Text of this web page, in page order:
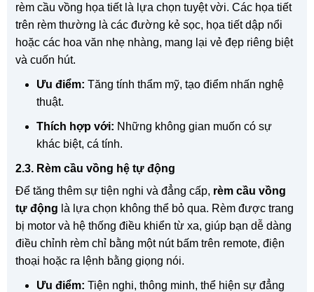
rèm cầu vồng họa tiết là lựa chọn tuyệt vời. Các họa tiết
trên rèm thường là các đường kẻ sọc, họa tiết dập nổi
hoặc các hoa văn nhẹ nhàng, mang lại vẻ đẹp riêng biệt
và cuốn hút.
Ưu điểm: Tăng tính thẩm mỹ, tạo điểm nhấn nghệ
thuật.
Thích hợp với: Những không gian muốn có sự
khác biệt, cá tính.
2.3. Rèm cầu vồng hệ tự động
Để tăng thêm sự tiện nghi và đẳng cấp, rèm cầu vồng
tự động là lựa chọn không thể bỏ qua. Rèm được trang
bị motor và hệ thống điều khiển từ xa, giúp bạn dễ dàng
điều chỉnh rèm chỉ bằng một nút bấm trên remote, điện
thoại hoặc ra lệnh bằng giọng nói.
Ưu điểm: Tiện nghi, thông minh, thể hiện sự đẳng